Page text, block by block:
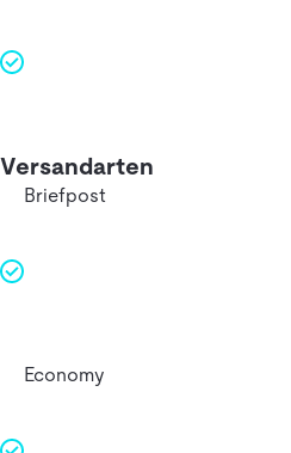
Versandarten
Briefpost
Economy